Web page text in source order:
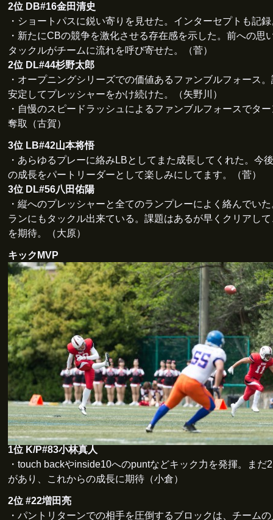
2位 DB#16金田清史
・ショートパスに鋭い寄りを見せた。インターセプトも記
・新たにCBの競争を激化させる存在感を示した。前への思
タックルがチームに流れを呼び寄せた。（菅）
2位 DL#44杉野太郎
・オープニングシリーズでの価値あるファンブルフォース
安定してプレッシャーをかけ続けた。（矢野川）
・自慢のスピードラッシュによるファンブルフォースでタ
奪取（古賀）
3位 LB#42山本将悟
・あらゆるプレーに絡みLBとしてまた成長してくれた。今
の成長をパートリーダーとして楽しみにしてます。（菅）
3位 DL#56八田佑陽
・縦へのプレッシャーと全てのランプレーによく絡んでい
ランにもタックル出来ている。課題はあるが早くクリアし
を期待。（大原）
キックMVP
1位 K/P#83小林真人
・touch backやinside10へのpuntなどキック力を発揮。まだ
があり、これからの成長に期待（小倉）
2位 #22増田亮
・パントリターンでの相手を圧倒するブロックは、チーム